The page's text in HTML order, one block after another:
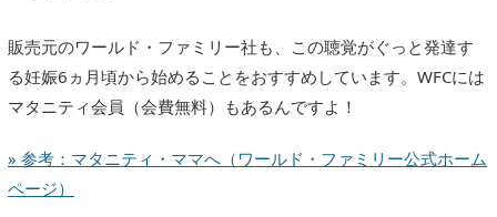
販売元のワールド・ファミリー社も、この聴覚がぐっと発達す
る妊娠6ヵ月頃から始めることをおすすめしています。WFCには
マタニティ会員（会費無料）もあるんですよ！
» 参考：マタニティ・ママへ（ワールド・ファミリー公式ホーム
ページ）